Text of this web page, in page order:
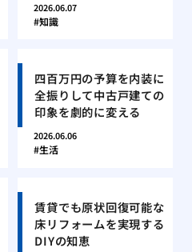
2026.06.07
知識
四百万円の予算を内装に
全振りして中古戸建ての
印象を劇的に変える
2026.06.06
生活
賃貸でも原状回復可能な
床リフォームを実現する
DIYの知恵